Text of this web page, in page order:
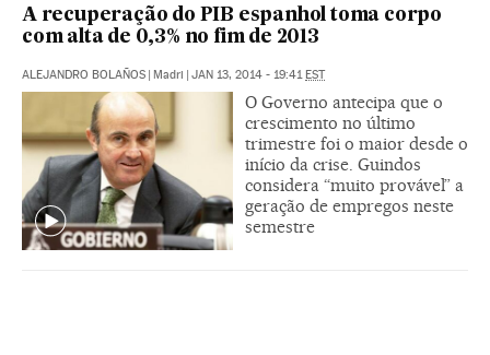
A recuperação do PIB espanhol toma corpo
com alta de 0,3% no fim de 2013
ALEJANDRO BOLAÑOS | Madri | JAN 13, 2014 - 19:41EST
O Governo antecipa que o
crescimento no último
trimestre foi o maior desde o
início da crise. Guindos
considera “muito provável” a
geração de empregos neste
semestre